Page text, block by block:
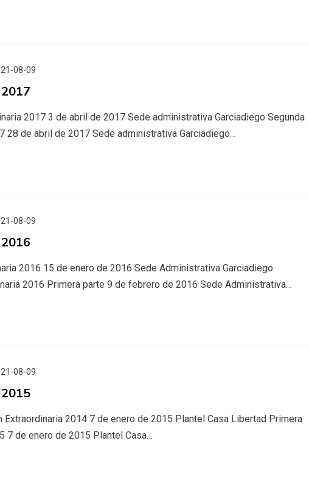
08-09
2017 3 de abril de 2017 Sede administrativa Garciadiego Segunda
28 de abril de 2017 Sede administrativa Garciadiego…
08-09
2016 15 de enero de 2016 Sede Administrativa Garciadiego
2016 Primera parte 9 de febrero de 2016 Sede Administrativa…
08-09
2014 7 de enero de 2015 Plantel Casa Libertad Primera
7 de enero de 2015 Plantel Casa…